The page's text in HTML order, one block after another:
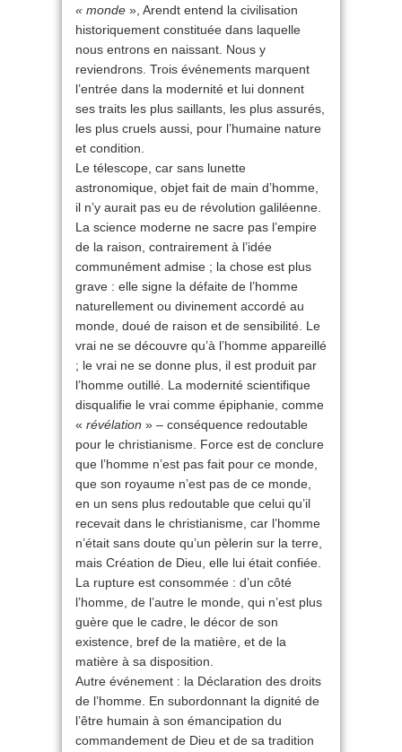
« monde », Arendt entend la civilisation
historiquement constituée dans laquelle
nous entrons en naissant. Nous y
reviendrons. Trois événements marquent
l’entrée dans la modernité et lui donnent
ses traits les plus saillants, les plus assurés,
les plus cruels aussi, pour l’humaine nature
et condition.
Le télescope, car sans lunette
astronomique, objet fait de main d’homme,
il n’y aurait pas eu de révolution galiléenne.
La science moderne ne sacre pas l’empire
de la raison, contrairement à l’idée
communément admise ; la chose est plus
grave : elle signe la défaite de l’homme
naturellement ou divinement accordé au
monde, doué de raison et de sensibilité. Le
vrai ne se découvre qu’à l’homme appareillé
; le vrai ne se donne plus, il est produit par
l’homme outillé. La modernité scientifique
disqualifie le vrai comme épiphanie, comme
« révélation » – conséquence redoutable
pour le christianisme. Force est de conclure
que l’homme n’est pas fait pour ce monde,
que son royaume n’est pas de ce monde,
en un sens plus redoutable que celui qu’il
recevait dans le christianisme, car l’homme
n’était sans doute qu’un pèlerin sur la terre,
mais Création de Dieu, elle lui était confiée.
La rupture est consommée : d’un côté
l’homme, de l’autre le monde, qui n’est plus
guère que le cadre, le décor de son
existence, bref de la matière, et de la
matière à sa disposition.
Autre événement : la Déclaration des droits
de l’homme. En subordonnant la dignité de
l’être humain à son émancipation du
commandement de Dieu et de sa tradition